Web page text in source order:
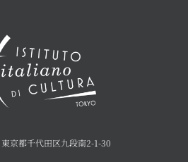
京都千代田区九段南2-1-30